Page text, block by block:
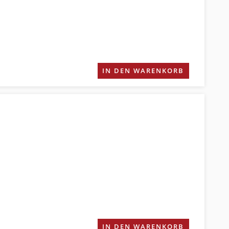
IN DEN WARENKORB
IN DEN WARENKORB